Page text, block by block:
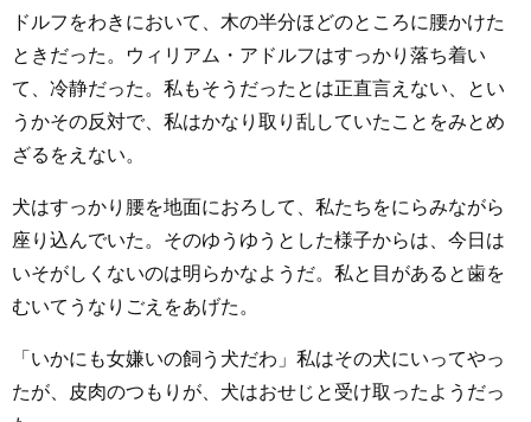
ドルフをわきにおいて、木の半分ほどのところに腰かけた
ときだった。ウィリアム・アドルフはすっかり落ち着い
て、冷静だった。私もそうだったとは正直言えない、とい
うかその反対で、私はかなり取り乱していたことをみとめ
ざるをえない。
犬はすっかり腰を地面におろして、私たちをにらみながら
座り込んでいた。そのゆうゆうとした様子からは、今日は
いそがしくないのは明らかなようだ。私と目があると歯を
むいてうなりごえをあげた。
「いかにも女嫌いの飼う犬だわ」私はその犬にいってやっ
たが、皮肉のつもりが、犬はおせじと受け取ったようだっ